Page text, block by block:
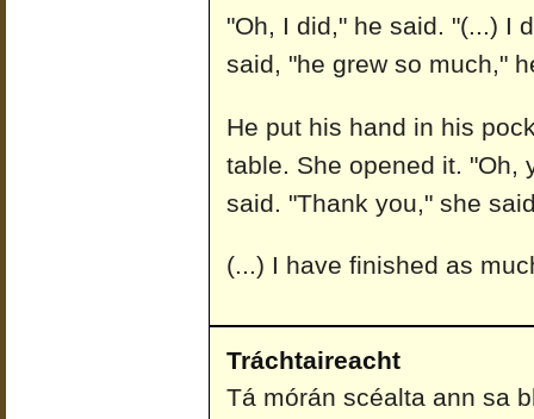
"Oh, I did," he said. "(...) I
said, "he grew so much,"
He put his hand in his
table. She opened it. "Oh,
said. "Thank you," she
(...) I have finished as
Tráchtaireacht
Tá mórán scéalta ann sa